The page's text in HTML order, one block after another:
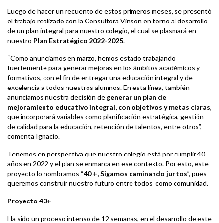
Luego de hacer un recuento de estos primeros meses, se presentó
el trabajo realizado con la Consultora Vinson en torno al desarrollo
de un plan integral para nuestro colegio, el cual se plasmará en
nuestro Plan Estratégico 2022-2025.
“Como anunciamos en marzo, hemos estado trabajando
fuertemente para generar mejoras en los ámbitos académicos y
formativos, con el fin de entregar una educación integral y de
excelencia a todos nuestros alumnos. En esta línea, también
anunciamos nuestra decisión de generar un plan de
mejoramiento educativo integral, con objetivos y metas claras,
que incorporará variables como planificación estratégica, gestión
de calidad para la educación, retención de talentos, entre otros”,
comenta Ignacio.
Tenemos en perspectiva que nuestro colegio está por cumplir 40
años en 2022 y el plan se enmarca en ese contexto. Por esto, este
proyecto lo nombramos “40 +, Sigamos caminando juntos”, pues
queremos construir nuestro futuro entre todos, como comunidad.
Proyecto 40+
Ha sido un proceso intenso de 12 semanas, en el desarrollo de este